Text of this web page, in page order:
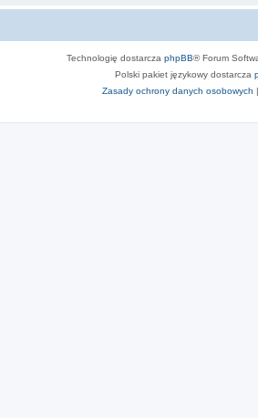
Technologię dostarcza phpBB® Forum
Polski pakiet językowy dostarcza
Zasady ochrony danych osobowych |